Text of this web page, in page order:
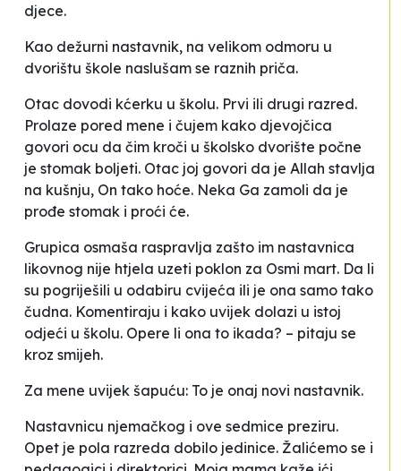
djece.
Kao dežurni nastavnik, na velikom odmoru u
dvorištu škole naslušam se raznih priča.
Otac dovodi kćerku u školu. Prvi ili drugi razred.
Prolaze pored mene i čujem kako djevojčica
govori ocu da čim kroči u školsko dvorište počne
je stomak boljeti. Otac joj govori da je Allah stavlja
na kušnju, On tako hoće. Neka Ga zamoli da je
prođe stomak i proći će.
Grupica osmaša raspravlja zašto im nastavnica
likovnog nije htjela uzeti poklon za Osmi mart. Da li
su pogriješili u odabiru cvijeća ili je ona samo tako
čudna. Komentiraju i kako uvijek dolazi u istoj
odjeći u školu. Opere li ona to ikada? – pitaju se
kroz smijeh.
Za mene uvijek šapuću: To je onaj novi nastavnik.
Nastavnicu njemačkog i ove sedmice preziru.
Opet je pola razreda dobilo jedinice. Žalićemo se i